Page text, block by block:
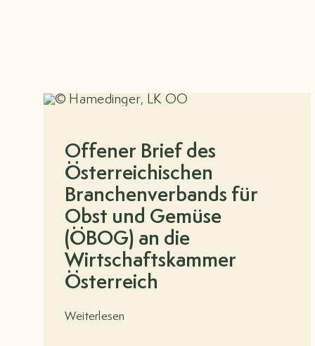
Offener Brief des
Österreichischen
Branchenverbands für
Obst und Gemüse
(ÖBOG) an die
Wirtschaftskammer
Österreich
Weiterlesen